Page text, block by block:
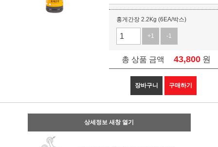
홍게간장 2.2Kg (6EA/박스)
+1 -1
총 상품 금액 43,800 원
장바구니 구매하기
상세정보 새창 열기